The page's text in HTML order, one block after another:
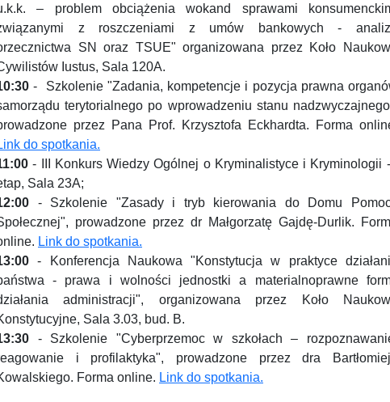
– problem obciążenia wokand sprawami
z roszczeniami z umów bankowych -
SN oraz TSUE" organizowana przez Koło
Iustus, Sala 120A.
- Szkolenie "Zadania, kompetencje i pozycja prawna
terytorialnego po wprowadzeniu stanu
przez Pana Prof. Krzysztofa Eckhardta. Forma
do spotkania.
- III Konkurs Wiedzy Ogólnej o Kryminalistyce i Kryminologii -
Sala 23A;
- Szkolenie "Zasady i tryb kierowania do Domu
prowadzone przez dr Małgorzatę Gajdę-Durlik.
Link do spotkania.
- Konferencja Naukowa "Konstytucja w praktyce
- prawa i wolności jednostki a materialnoprawne
administracji", organizowana przez Koło
Sala 3.03, bud. B.
- Szkolenie "Cyberprzemoc w szkołach –
i profilaktyka", prowadzone przez dra
Forma online. Link do spotkania.